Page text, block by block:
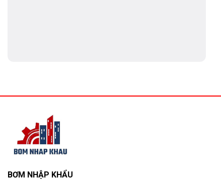
BƠM NHẬP KHẨU